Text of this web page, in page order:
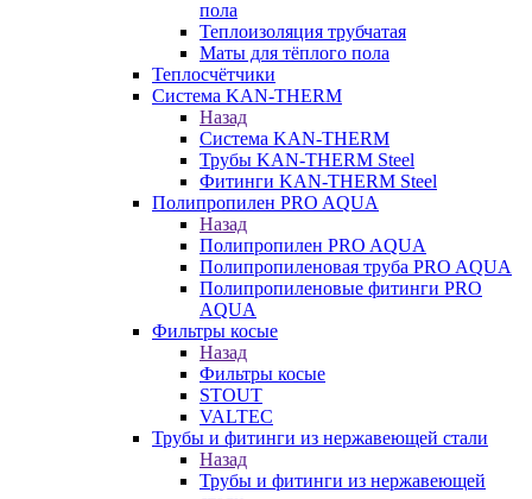
пола
Теплоизоляция трубчатая
Маты для тёплого пола
Теплосчётчики
Система KAN-THERM
Назад
Система KAN-THERM
Трубы KAN-THERM Steel
Фитинги KAN-THERM Steel
Полипропилен PRO AQUA
Назад
Полипропилен PRO AQUA
Полипропиленовая труба PRO AQUA
Полипропиленовые фитинги PRO
AQUA
Фильтры косые
Назад
Фильтры косые
STOUT
VALTEC
Трубы и фитинги из нержавеющей стали
Назад
Трубы и фитинги из нержавеющей